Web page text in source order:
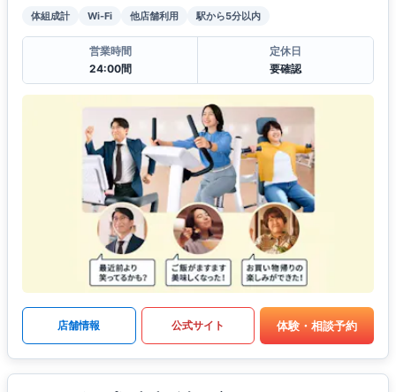
体組成計 Wi-Fi 他店舗利用 駅から5分以内
営業時間
24:00間
定休日
要確認
店舗情報 公式サイト 体験・相談予約